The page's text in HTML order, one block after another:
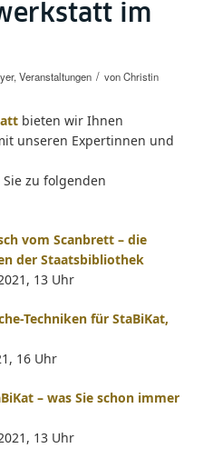
im
, Veranstaltungen / vonChristin
bieten wir Ihnen
unseren Expertinnen und
zu folgenden
vom Scanbrett – die
der Staatsbibliothek
13 Uhr
Techniken für StaBiKat,
16 Uhr
– was Sie schon immer
13 Uhr